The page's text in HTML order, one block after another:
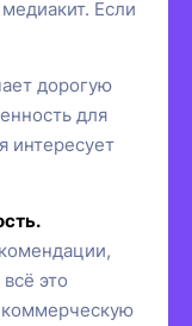
Если
дорогую
для
интересует
это
коммерческую